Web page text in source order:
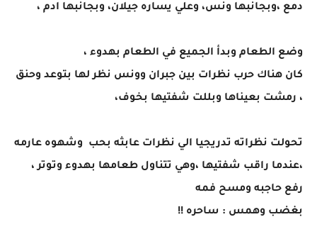
دمع ،وبجانبها ونس، وعلي يساره جيلان، وبجانبها ادم ،
وضع الطعام وبدأ الجميع في الطعام بهدوء ،
كان هناك حرب نظرات بين جبران وونس نظر لها بتوعد وحنق
، رمشت بعيناها وبللت شفتيها بخوف،
تحولت نظراته تدريجيا الي نظرات عابثه بحب وشهوه عارمه
،عندما راقب شفتيها ،وهي تتناول طعامها بهدوء وتوتر ،
رفع حاجبه ومسح فمه
بغضب وهمس : ساحره !!